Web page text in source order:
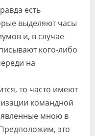
есть
выделяют часы
и, в случае
кого-либо
на
то часто имеют
командной
мною в
это